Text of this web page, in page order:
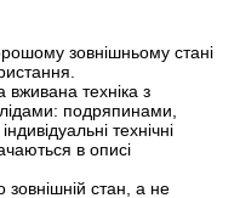
зовнішньому стані
техніка з
подряпинами,
технічні
в описі
зовнішній стан, а не